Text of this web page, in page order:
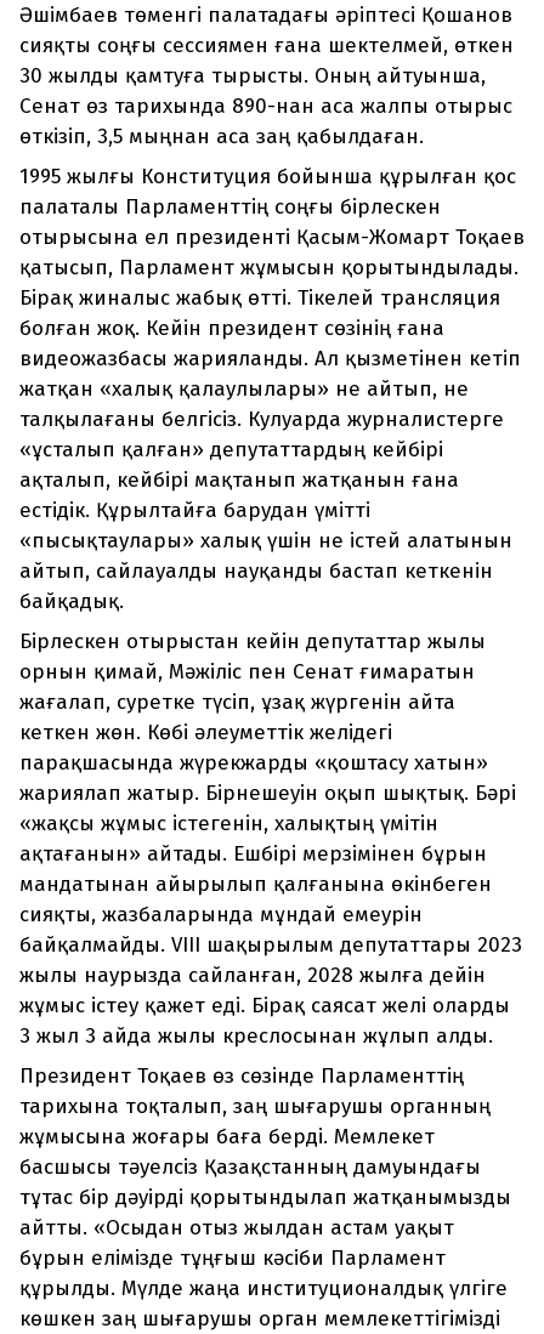
Әшімбаев төменгі палатадағы әріптесі Қошанов
сияқты соңғы сессиямен ғана шектелмей, өткен
30 жылды қамтуға тырысты. Оның айтуынша,
Сенат өз тарихында 890-нан аса жалпы отырыс
өткізіп, 3,5 мыңнан аса заң қабылдаған.
1995 жылғы Конституция бойынша құрылған қос
палаталы Парламенттің соңғы бірлескен
отырысына ел президенті Қасым-Жомарт Тоқаев
қатысып, Парламент жұмысын қорытындылады.
Бірақ жиналыс жабық өтті. Тікелей трансляция
болған жоқ. Кейін президент сөзінің ғана
видеожазбасы жарияланды. Ал қызметінен кетіп
жатқан «халық қалаулылары» не айтып, не
талқылағаны белгісіз. Кулуарда журналистерге
«ұсталып қалған» депутаттардың кейбірі
ақталып, кейбірі мақтанып жатқанын ғана
естідік. Құрылтайға барудан үмітті
«пысықтаулары» халық үшін не істей алатынын
айтып, сайлауалды науқанды бастап кеткенін
байқадық.
Бірлескен отырыстан кейін депутаттар жылы
орнын қимай, Мәжіліс пен Сенат ғимаратын
жағалап, суретке түсіп, ұзақ жүргенін айта
кеткен жөн. Көбі әлеуметтік желідегі
парақшасында жүрекжарды «қоштасу хатын»
жариялап жатыр. Бірнешеуін оқып шықтық. Бәрі
«жақсы жұмыс істегенін, халықтың үмітін
ақтағанын» айтады. Ешбірі мерзімінен бұрын
мандатынан айырылып қалғанына өкінбеген
сияқты, жазбаларында мұндай емеурін
байқалмайды. VIII шақырылым депутаттары 2023
жылы наурызда сайланған, 2028 жылға дейін
жұмыс істеу қажет еді. Бірақ саясат желі оларды
3 жыл 3 айда жылы креслосынан жұлып алды.
Президент Тоқаев өз сөзінде Парламенттің
тарихына тоқталып, заң шығарушы органның
жұмысына жоғары баға берді. Мемлекет
басшысы тәуелсіз Қазақстанның дамуындағы
тұтас бір дәуірді қорытындылап жатқанымызды
айтты. «Осыдан отыз жылдан астам уақыт
бұрын елімізде тұңғыш кәсіби Парламент
құрылды. Мүлде жаңа институционалдық үлгіге
көшкен заң шығарушы орган мемлекеттігімізді